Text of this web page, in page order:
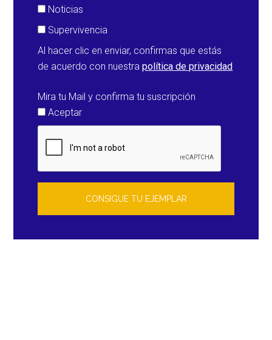
Noticias
Supervivencia
Al hacer clic en enviar, confirmas que estás
de acuerdo con nuestrapolítica de privacidad
Mira tu Mail y confirma tu suscripción
Aceptar